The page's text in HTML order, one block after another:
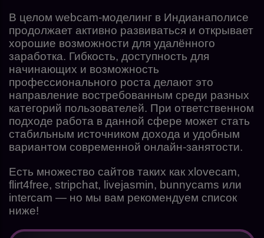
В целом webcam-моделинг в Индианаполисе
продолжает активно развиваться и открывает
хорошие возможности для удалённого
заработка. Гибкость, доступность для
начинающих и возможность
профессионального роста делают это
направление востребованным среди разных
категорий пользователей. При ответственном
подходе работа в данной сфере может стать
стабильным источником дохода и удобным
вариантом современной онлайн-занятости.
Есть множество сайтов таких как xlovecam,
flirt4free, stripchat, livejasmin, bunnycams или
intercam — но мы вам рекомендуем список
ниже!